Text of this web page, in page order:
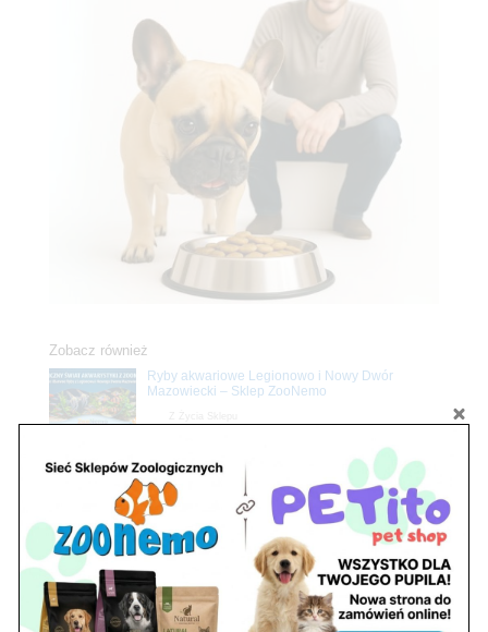
Zobacz również
Ryby akwariowe Legionowo i Nowy Dwór
Mazowiecki – Sklep ZooNemo
Z Życia Sklepu
Stwórz podwodne arcydzieło: Najpiękniejsze
rośliny akwariowe w ZooNemo – Legionowo i
Nowy Dwór Mazowiecki
Upały wracają! Zadbaj o komfort swojego pupila
z matami chłodzącymi ZooNemo
Petito Pet Shop – Internetowy Sklep Zoologiczny
Online! Wszystko Dla Twojego Pupila | ZooNemo